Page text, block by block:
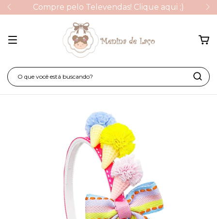
Compre pelo Televendas! Clique aqui ;)